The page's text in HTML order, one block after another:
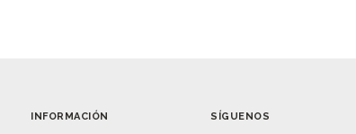
INFORMACIÓN SÍGUENOS